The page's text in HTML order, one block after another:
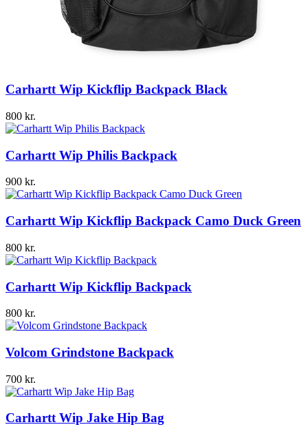
Carhartt Wip Kickflip Backpack Black
800 kr.
Carhartt Wip Philis Backpack
900 kr.
Carhartt Wip Kickflip Backpack Camo Duck Green
800 kr.
Carhartt Wip Kickflip Backpack
800 kr.
Volcom Grindstone Backpack
700 kr.
Carhartt Wip Jake Hip Bag